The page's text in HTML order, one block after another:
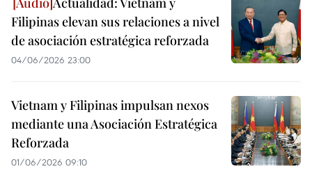
Filipinas elevan sus relaciones a nivel
de asociación estratégica reforzada
04/06/2026 23:00
Vietnam y Filipinas impulsan nexos
mediante una Asociación Estratégica
Reforzada
01/06/2026 09:10